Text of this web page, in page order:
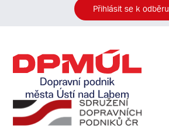
Přihlásit se k odběru